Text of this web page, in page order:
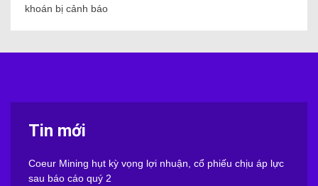
khoán bị cảnh báo
Tin mới
Coeur Mining hụt kỳ vọng lợi nhuận, cổ phiếu chịu áp lực
sau báo cáo quý 2